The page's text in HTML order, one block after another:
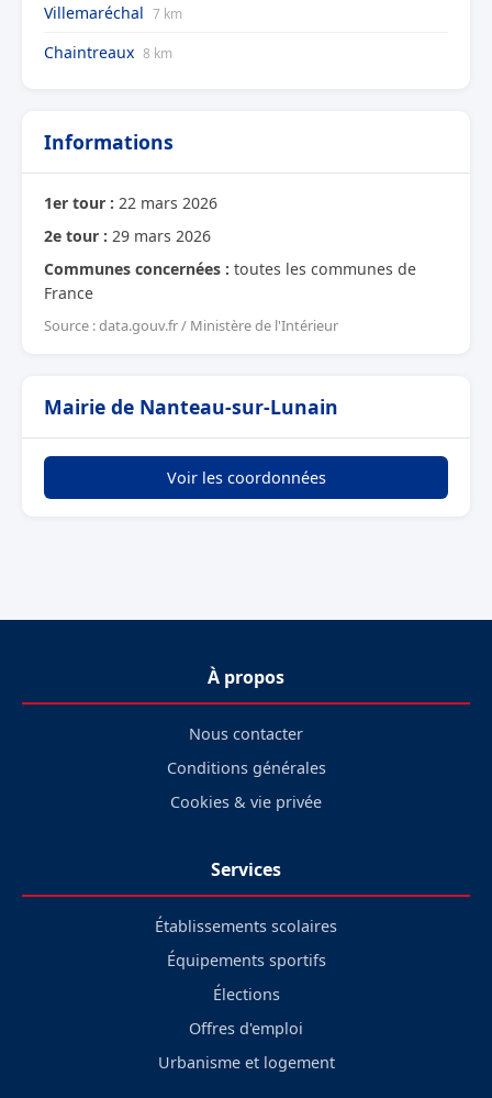
Villemaréchal 7 km
Chaintreaux 8 km
Informations
1er tour : 22 mars 2026
2e tour : 29 mars 2026
Communes concernées : toutes les communes de
France
Source : data.gouv.fr / Ministère de l'Intérieur
Mairie de Nanteau-sur-Lunain
Voir les coordonnées
À propos
Nous contacter
Conditions générales
Cookies & vie privée
Services
Établissements scolaires
Équipements sportifs
Élections
Offres d'emploi
Urbanisme et logement